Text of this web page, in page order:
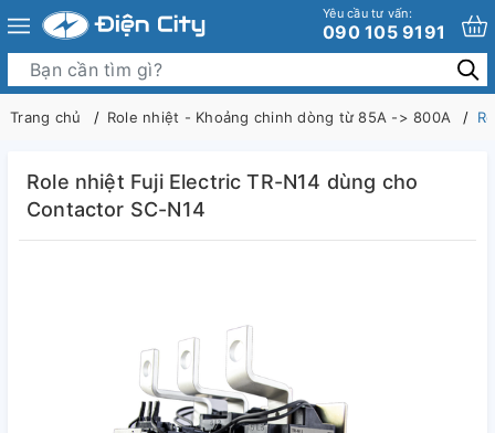
Yêu cầu tư vấn:
090 105 9191
Trang chủ Role nhiệt - Khoảng chinh dòng từ 85A -> 800A
Role nhiệt Fuji Electric TR-N14 dùng cho
Contactor SC-N14